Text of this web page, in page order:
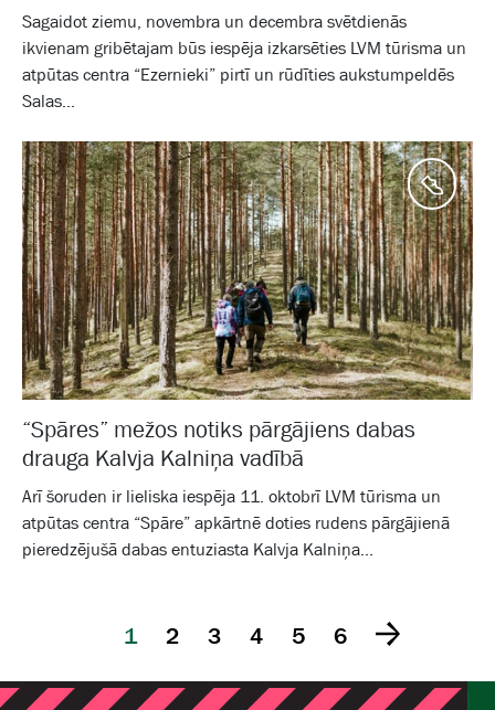
Sagaidot ziemu, novembra un decembra svētdienās
ikvienam gribētajam būs iespēja izkarsēties LVM tūrisma un
atpūtas centra “Ezernieki” pirtī un rūdīties aukstumpeldēs
Salas...
“Spāres” mežos notiks pārgājiens dabas
drauga Kalvja Kalniņa vadībā
Arī šoruden ir lieliska iespēja 11. oktobrī LVM tūrisma un
atpūtas centra “Spāre” apkārtnē doties rudens pārgājienā
pieredzējušā dabas entuziasta Kalvja Kalniņa...
1 2 3 4 5 6